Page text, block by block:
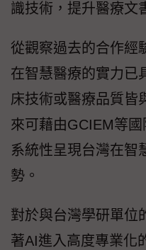
識技術，提升醫療文
從觀察過去的合作經
在智慧醫療的實力已
床技術或醫療品質皆
來可藉由GCIEM等國
系統性呈現台灣在智
勢。
對於與台灣學研單位
著AI進入高度專業化